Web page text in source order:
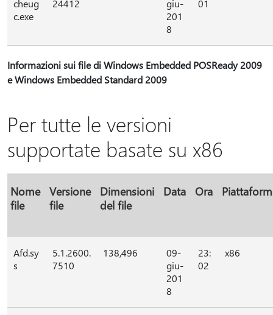
cheug
c.exe
24412
giu-
201
8
01
Informazioni sui file di Windows Embedded POSReady 2009
e Windows Embedded Standard 2009
Per tutte le versioni
supportate basate su x86
Nome
file
Versione
file
Dimensioni
del file
Data Ora
Afd.sy
s
5.1.2600.
7510
138,496
09-
giu-
201
8
23:
02
x86